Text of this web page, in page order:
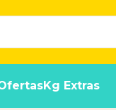
Kg Extras